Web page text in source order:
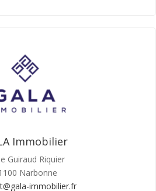
Immobilier
Guiraud Riquier
Narbonne
immobilier.fr